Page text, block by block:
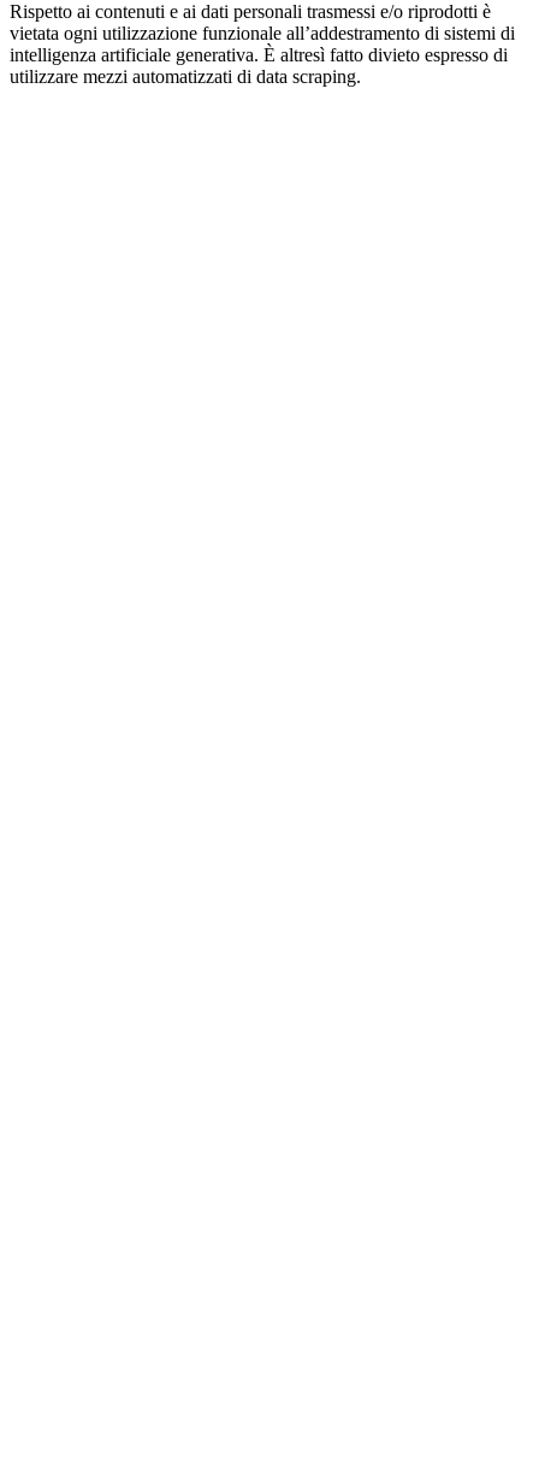
Rispetto ai contenuti e ai dati personali trasmessi e/o riprodotti è
vietata ogni utilizzazione funzionale all’addestramento di sistemi di
intelligenza artificiale generativa. È altresì fatto divieto espresso di
utilizzare mezzi automatizzati di data scraping.